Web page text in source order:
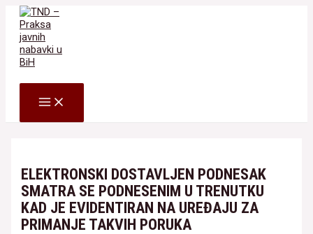
Skip
content
MAIN
MENU
ELEKTRONSKI DOSTAVLJEN PODNESAK
SMATRA SE PODNESENIM U TRENUTKU
KAD JE EVIDENTIRAN NA UREĐAJU ZA
PRIMANJE TAKVIH PORUKA